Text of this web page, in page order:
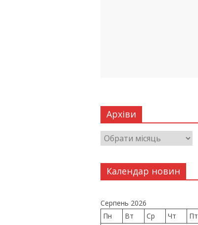
Архіви
Календар новин
Серпень 2026
Пн
Вт Ср Чт Пт